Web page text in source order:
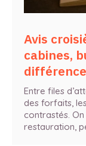
Avis
cabines,
différence
Entre files
des forfaits,
contrastés.
restauration,